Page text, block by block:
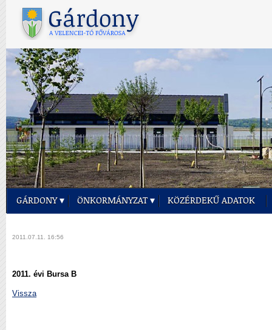
GÁRDONY ÖNKORMÁNYZAT KÖZÉRDEKŰ ADATOK
2011.07.11. 16:56
2011. évi Bursa B
Vissza